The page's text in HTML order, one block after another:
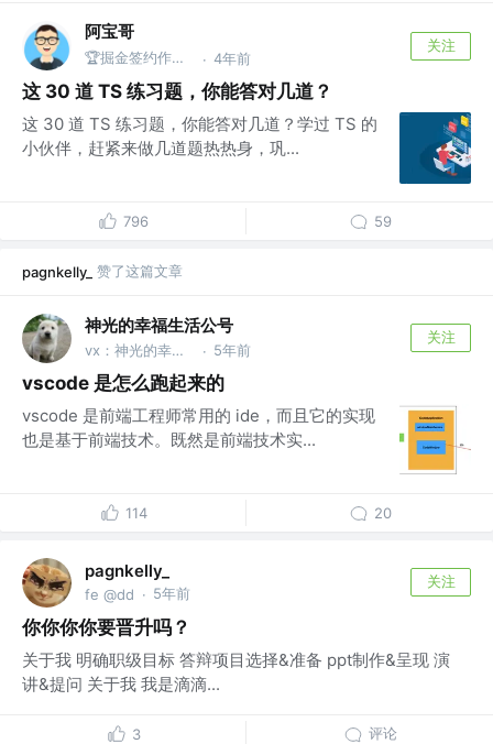
阿宝哥
🏆掘金签约作者 | 公众号@全栈修仙之路 · 4年前
关注
这 30 道 TS 练习题，你能答对几道？
这 30 道 TS 练习题，你能答对几道？学过 TS 的
小伙伴，赶紧来做几道题热热身，巩...
796 59
pagnkelly_ 赞了这篇文章
神光的幸福生活公号
vx：神光的幸福生活 · 5年前
关注
vscode 是怎么跑起来的
vscode 是前端工程师常用的 ide，而且它的实现
也是基于前端技术。既然是前端技术实...
114 20
pagnkelly_
fe @dd · 5年前
关注
你你你你要晋升吗？
关于我 明确职级目标 答辩项目选择&准备 ppt制作&呈现 演
讲&提问 关于我 我是滴滴...
3 评论